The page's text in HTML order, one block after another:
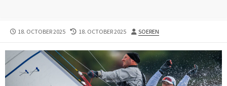
PUBLISHED
18. OCTOBER 2025
LAST
DATE
18. OCTOBER 2025 AUTHOR
SOEREN